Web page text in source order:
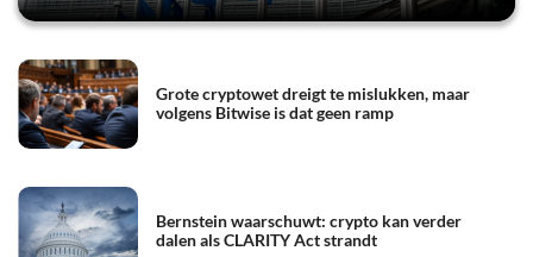
Grote cryptowet dreigt te mislukken, maar
volgens Bitwise is dat geen ramp
Bernstein waarschuwt: crypto kan verder
dalen als CLARITY Act strandt